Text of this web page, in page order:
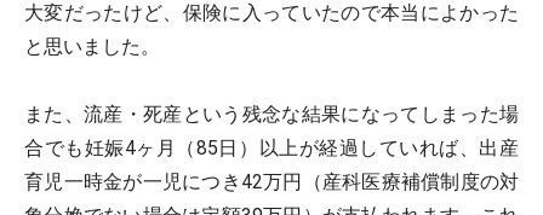
大変だったけど、保険に入っていたので本当によかった
と思いました。
また、流産・死産という残念な結果になってしまった場
合でも妊娠4ヶ月（85日）以上が経過していれば、出産
育児一時金が一児につき42万円（産科医療補償制度の対